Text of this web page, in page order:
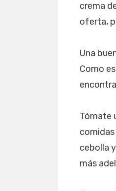
crema
oferta,
Una
Como
Tómate
cebolla
más